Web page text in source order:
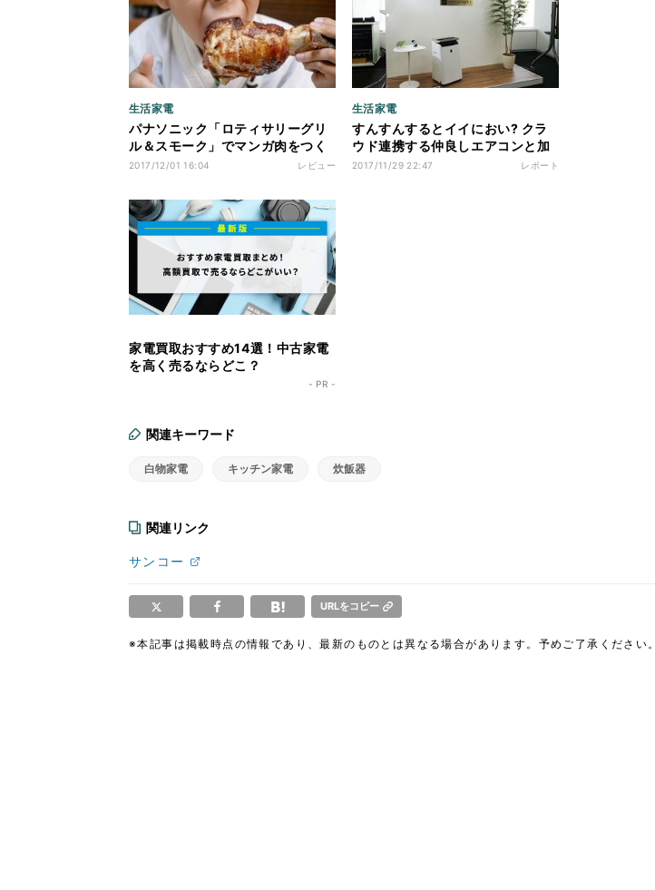
生活家電
パナソニック「ロティサリーグリ
ル＆スモーク」でマンガ肉をつく
る
2017/12/01 16:04 レビュー
生活家電
すんすんするとイイにおい? クラ
ウド連携する仲良しエアコンと加
湿空気清浄機
2017/11/29 22:47 レポート
家電買取おすすめ14選！中古家電
を高く売るならどこ？
- PR -
関連キーワード
白物家電 キッチン家電 炊飯器
関連リンク
サンコー
URLをコピー
※本記事は掲載時点の情報であり、最新のものとは異なる場合があります。予めご了承ください。